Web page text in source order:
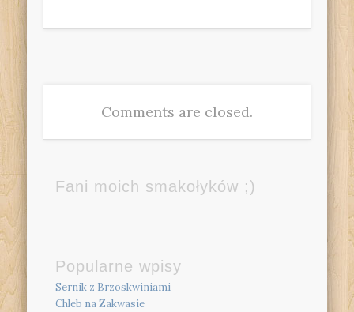
Comments are closed.
Fani moich smakołyków ;)
Popularne wpisy
Sernik z Brzoskwiniami
Chleb na Zakwasie